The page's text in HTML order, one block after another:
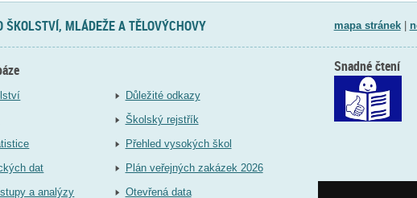
ŠKOLSTVÍ, MLÁDEŽE A TĚLOVÝCHOVY mapa stránek|
dat
a analýzy
Důležité odkazy
Školský rejstřík
Přehled vysokých škol
Plán veřejných zakázek 2026
Otevřená data
Snadné čtení